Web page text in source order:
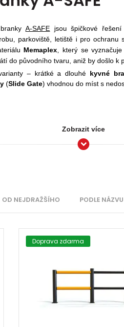
A-SAFE jsou špičkové
parkoviště, letiště i pro
Memaplex , který se
do původního tvaru, aniž by došlo k
– krátké a dlouhé kyvné
(Slide Gate) vhodnou do míst s
Zobrazit více
OD NEJDRAŽŠÍHO PODLE NÁZVU
Doprava zdarma